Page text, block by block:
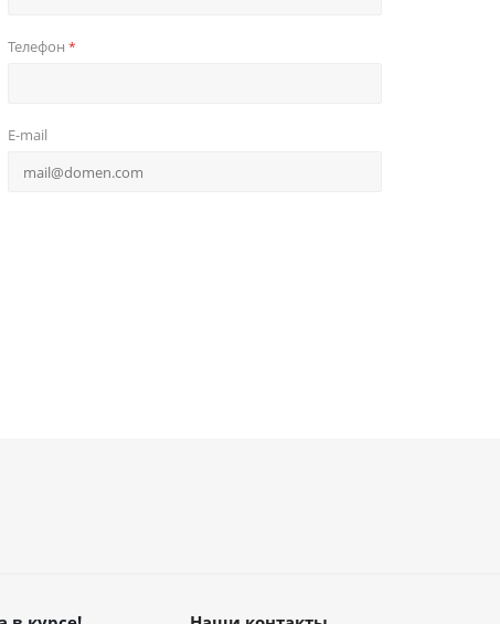
Телефон*
E-mail